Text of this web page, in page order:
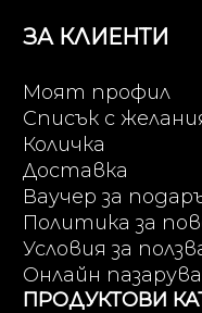
ЗА КЛИЕНТИ
Моят профил
Списък с
Количка
Доставка
Ваучер за
Политика за
Условия за
Онлайн
ПРОДУКТОВИ